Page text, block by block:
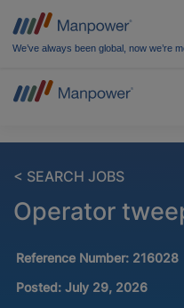
We’ve always been global, now we’re
< SEARCH JOBS
Operator
Reference Number: 216028
Posted: July 29, 2026